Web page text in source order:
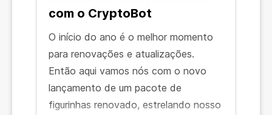
com o CryptoBot
O início do ano é o melhor momento
para renovações e atualizações.
Então aqui vamos nós com o novo
lançamento de um pacote de
figurinhas renovado, estrelando nosso